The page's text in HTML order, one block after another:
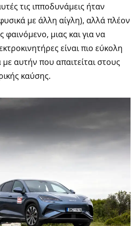
τις ιπποδυνάμεις ήταν
με άλλη αίγλη), αλλά πλέον
φαινόμενο, μιας και για να
είναι πιο εύκολη
αυτήν που απαιτείται στους
καύσης.